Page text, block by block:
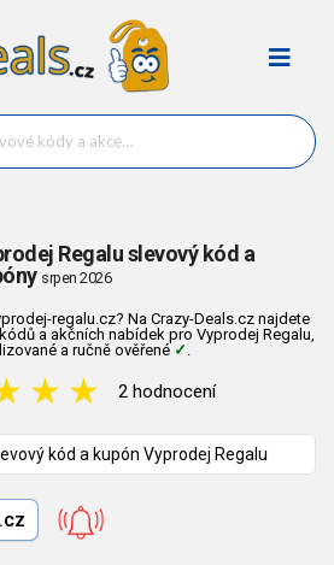
Regalu slevový kód a
srpen 2026
regalu.cz? Na Crazy-Deals.cz najdete
a akčních nabídek pro Vyprodej Regalu,
a ručně ověřené ✓ .
★ ★ 2 hodnocení
kód a kupón Vyprodej Regalu